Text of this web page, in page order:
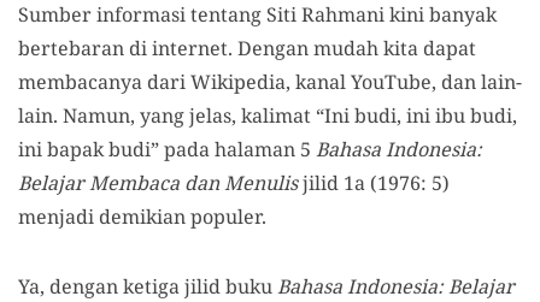
Sumber informasi tentang Siti Rahmani kini banyak
bertebaran di internet. Dengan mudah kita dapat
membacanya dari Wikipedia, kanal YouTube, dan lain-
lain. Namun, yang jelas, kalimat “Ini budi, ini ibu budi,
ini bapak budi” pada halaman 5 Bahasa Indonesia:
Belajar Membaca dan Menulisjilid 1a (1976: 5)
menjadi demikian populer.
Ya, dengan ketiga jilid bukuBahasa Indonesia: Belajar